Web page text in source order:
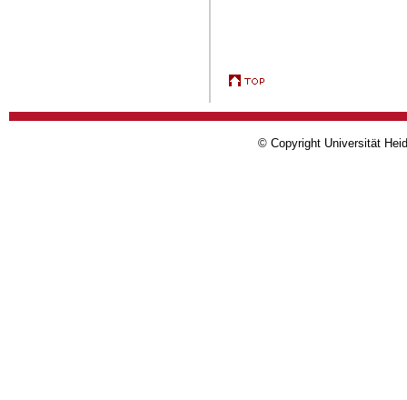
© Copyright Universität